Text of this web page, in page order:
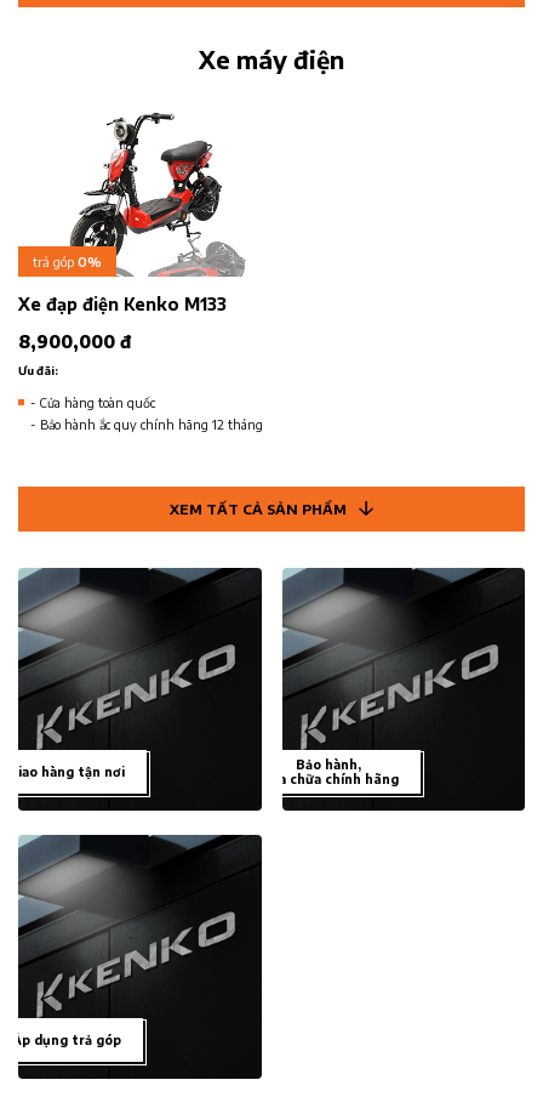
Xe máy điện
trả góp 0%
Xe đạp điện Kenko M133
8,900,000 đ
Ưu đãi:
- Cửa hàng toàn quốc
- Bảo hành ắc quy chính hãng 12 tháng
XEM TẤT CẢ SẢN PHẨM
Giao hàng tận nơi
Bảo hành,
sửa chữa chính hãng
Áp dụng trả góp